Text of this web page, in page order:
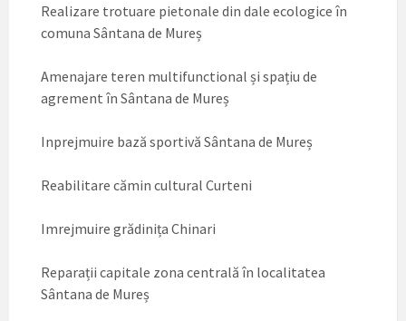
Realizare trotuare pietonale din dale ecologice în
comuna Sântana de Mureș
Amenajare teren multifunctional și spațiu de
agrement în Sântana de Mureș
Inprejmuire bază sportivă Sântana de Mureș
Reabilitare cămin cultural Curteni
Imrejmuire grădinița Chinari
Reparații capitale zona centrală în localitatea
Sântana de Mureș